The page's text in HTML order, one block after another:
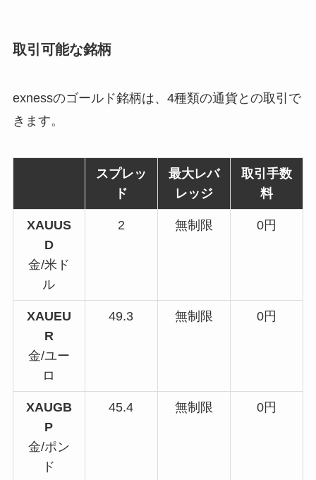
取引可能な銘柄
exnessのゴールド銘柄は、4種類の通貨との取引で
きます。
スプレッ
ド
最大レバ
レッジ
取引手数
料
XAUUS
D
金/米ド
ル
2 無制限 0円
XAUEU
R
金/ユー
ロ
49.3 無制限 0円
XAUGB
P
金/ポン
ド
45.4 無制限 0円